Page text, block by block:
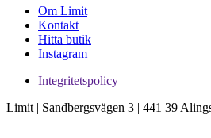
Om Limit
Kontakt
Hitta butik
Instagram
Integritetspolicy
Limit | Sandbergsvägen 3 | 441 39